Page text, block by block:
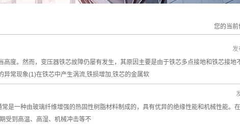
您的当前
高度。然而，变压器铁芯故障仍屡有发生，其原因主要是由于铁芯多点接地和铁芯接地
异常现象(1)在铁芯中产生涡流,铁损增加,铁芯的金属软
发
是一种由玻璃纤维增强的热固性树脂材料制成的，具有优异的绝缘性能和机械性能。
受到高温、高湿、机械冲击等不